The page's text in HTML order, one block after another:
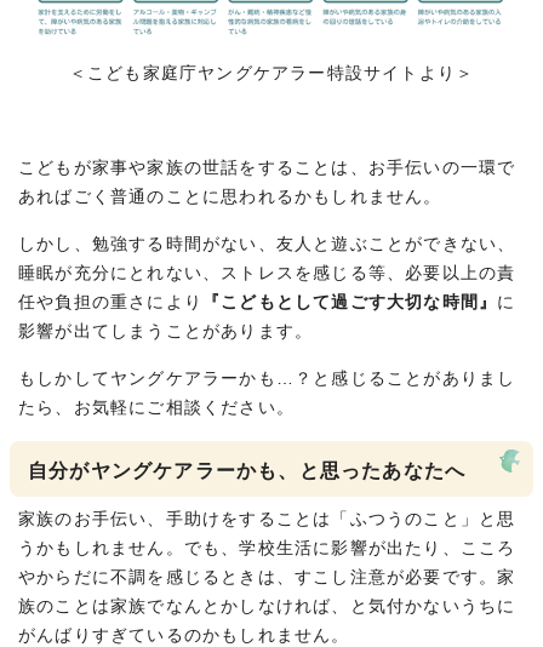
＜こども家庭庁ヤングケアラー特設サイトより＞
こどもが家事や家族の世話をすることは、お手伝いの一環で
あればごく普通のことに思われるかもしれません。
しかし、勉強する時間がない、友人と遊ぶことができない、
睡眠が充分にとれない、ストレスを感じる等、必要以上の責
任や負担の重さにより
『こどもとして過ごす大切な時間』 に
影響が出てしまうことがあります。
もしかしてヤングケアラーかも…？と感じることがありまし
たら、お気軽にご相談ください。
自分がヤングケアラーかも、と思ったあなたへ
家族のお手伝い、手助けをすることは「ふつうのこと」と思
うかもしれません。でも、学校生活に影響が出たり、こころ
やからだに不調を感じるときは、すこし注意が必要です。家
族のことは家族でなんとかしなければ、と気付かないうちに
がんばりすぎているのかもしれません。